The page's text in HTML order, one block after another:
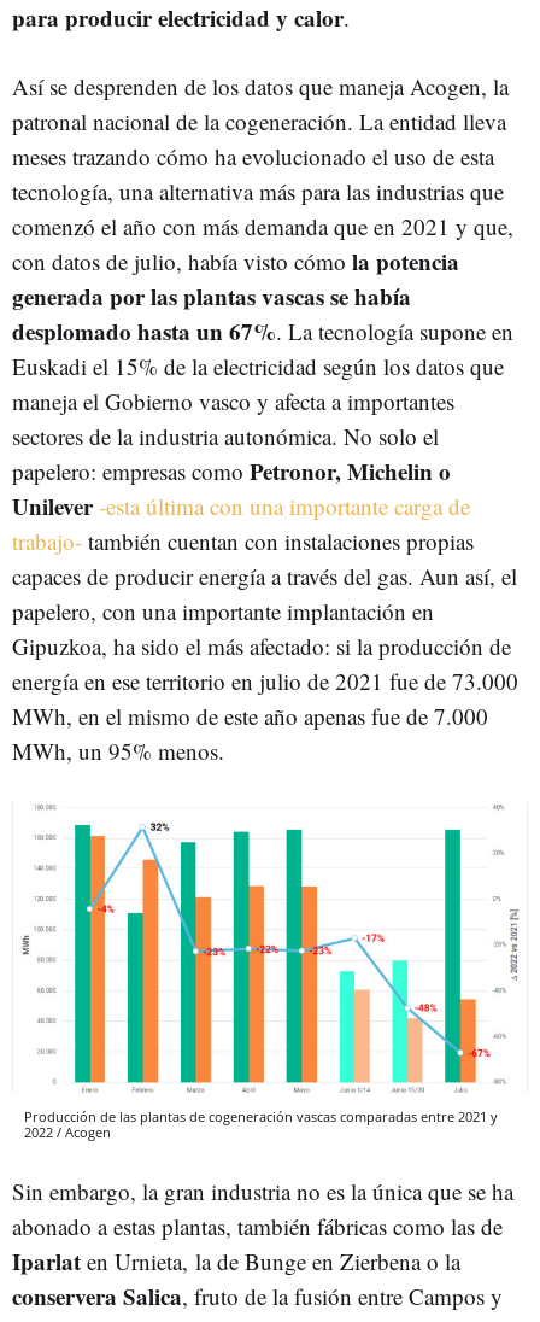
para producir electricidad y calor.
Así se desprenden de los datos que maneja Acogen, la
patronal nacional de la cogeneración. La entidad lleva
meses trazando cómo ha evolucionado el uso de esta
tecnología, una alternativa más para las industrias que
comenzó el año con más demanda que en 2021 y que,
con datos de julio, había visto cómo la potencia
generada por las plantas vascas se había
desplomado hasta un 67%. La tecnología supone en
Euskadi el 15% de la electricidad según los datos que
maneja el Gobierno vasco y afecta a importantes
sectores de la industria autonómica. No solo el
papelero: empresas como Petronor, Michelin o
Unilever -esta última con una importante carga de
trabajo- también cuentan con instalaciones propias
capaces de producir energía a través del gas. Aun así, el
papelero, con una importante implantación en
Gipuzkoa, ha sido el más afectado: si la producción de
energía en ese territorio en julio de 2021 fue de 73.000
MWh, en el mismo de este año apenas fue de 7.000
MWh, un 95% menos.
Producción de las plantas de cogeneración vascas comparadas entre 2021 y
2022 / Acogen
Sin embargo, la gran industria no es la única que se ha
abonado a estas plantas, también fábricas como las de
Iparlat en Urnieta, la de Bunge en Zierbena o la
conservera Salica, fruto de la fusión entre Campos y